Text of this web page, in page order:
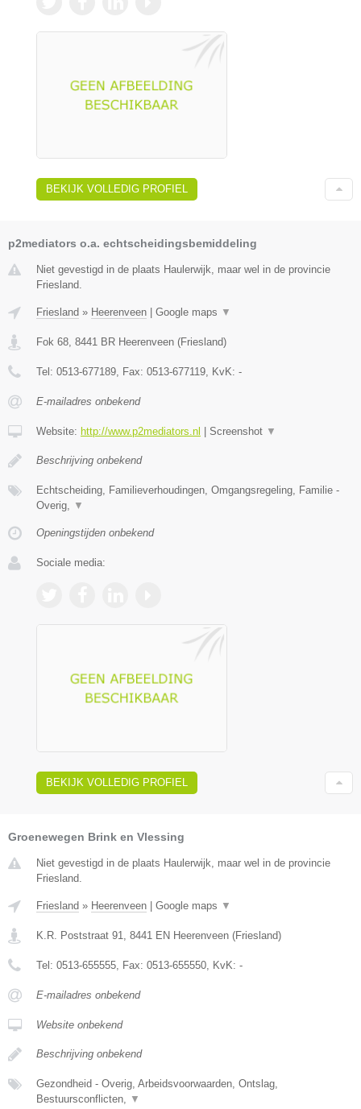
BEKIJK VOLLEDIG PROFIEL
p2mediators o.a. echtscheidingsbemiddeling
Niet gevestigd in de plaats Haulerwijk, maar wel in de provincie
Friesland.
Friesland » Heerenveen Google maps ▼
Fok 68, 8441 BR Heerenveen (Friesland)
Tel: 0513-677189, Fax: 0513-677119, KvK: -
E-mailadres onbekend
Website: http://www.p2mediators.nl Screenshot ▼
Beschrijving onbekend
Echtscheiding, Familieverhoudingen, Omgangsregeling, Familie -
Overig, ▼
Openingstijden onbekend
Sociale media:
BEKIJK VOLLEDIG PROFIEL
Groenewegen Brink en Vlessing
Niet gevestigd in de plaats Haulerwijk, maar wel in de provincie
Friesland.
Friesland » Heerenveen Google maps ▼
K.R. Poststraat 91, 8441 EN Heerenveen (Friesland)
Tel: 0513-655555, Fax: 0513-655550, KvK: -
E-mailadres onbekend
Website onbekend
Beschrijving onbekend
Gezondheid - Overig, Arbeidsvoorwaarden, Ontslag,
Bestuursconflicten, ▼